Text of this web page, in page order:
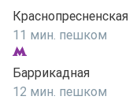
Краснопресненская
11 мин. пешком
Баррикадная
12 мин. пешком